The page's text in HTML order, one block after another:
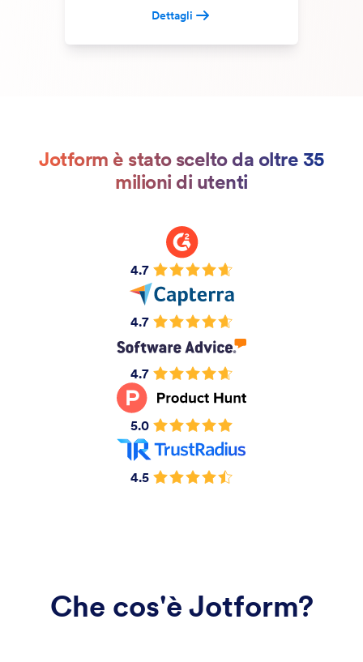
Dettagli
Jotform è stato scelto da oltre 35
milioni di utenti
4.7
4.7
4.7
5.0
4.5
Che cos'è Jotform?